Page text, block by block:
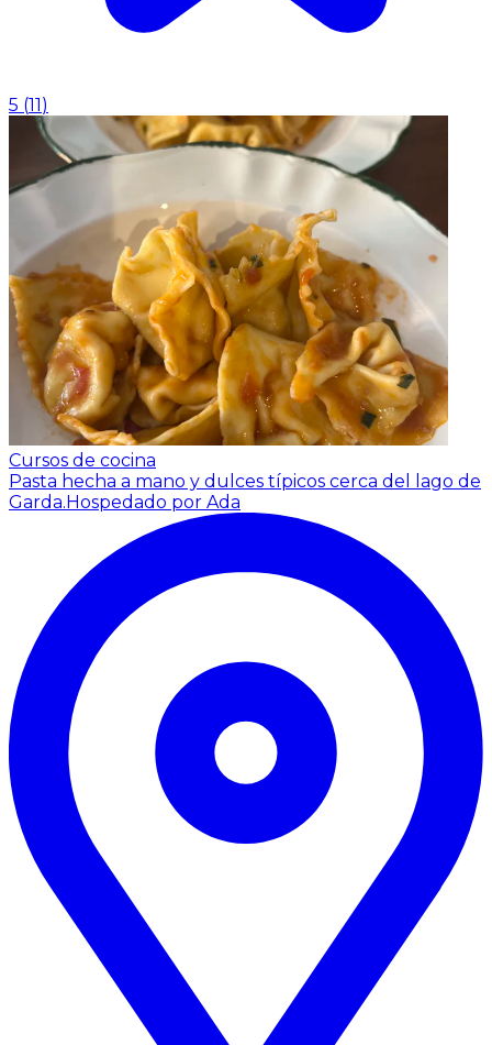
5 (11 )
Cursos de cocina
Pasta hecha a mano y dulces típicos cerca del lago de
Garda. Hospedado por Ada